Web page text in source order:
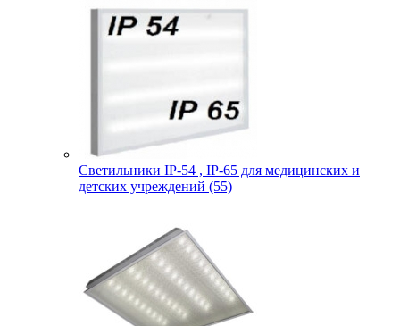
Светильники IP-54 , IP-65 для медицинских и
детских учреждений (55)